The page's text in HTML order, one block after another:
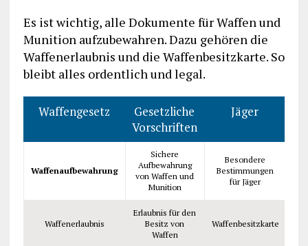
Es ist wichtig, alle Dokumente für Waffen und
Munition aufzubewahren. Dazu gehören die
Waffenerlaubnis und die Waffenbesitzkarte. So
bleibt alles ordentlich und legal.
Waffengesetz
Gesetzliche
Vorschriften
Jäger
Waffenaufbewahrung
Sichere
Aufbewahrung
von Waffen und
Munition
Besondere
Bestimmungen
für Jäger
Waffenerlaubnis
Erlaubnis für den
Besitz von
Waffen
Waffenbesitzkarte